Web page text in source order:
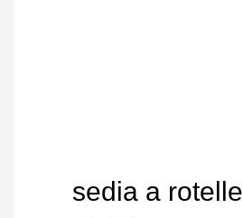
sedia a rotelle